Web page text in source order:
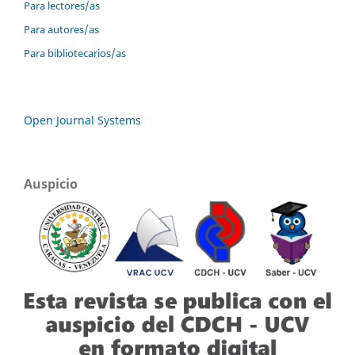
Para lectores/as
Para autores/as
Para bibliotecarios/as
Open Journal Systems
Auspicio